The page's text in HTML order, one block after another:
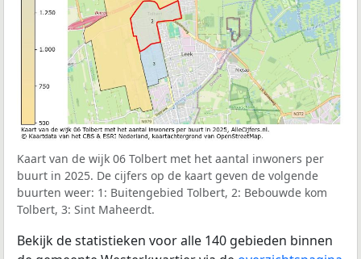
Kaart van de wijk 06 Tolbert met het aantal inwoners per
buurt in 2025. De cijfers op de kaart geven de volgende
buurten weer: 1: Buitengebied Tolbert, 2: Bebouwde kom
Tolbert, 3: Sint Maheerdt.
Bekijk de statistieken voor alle 140 gebieden binnen